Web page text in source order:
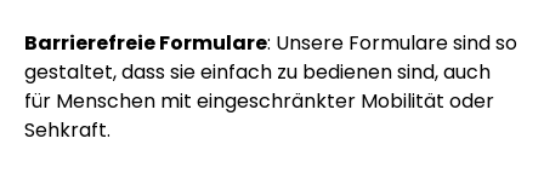
Barrierefreie Formulare: Unsere Formulare sind so
gestaltet, dass sie einfach zu bedienen sind, auch
für Menschen mit eingeschränkter Mobilität oder
Sehkraft.